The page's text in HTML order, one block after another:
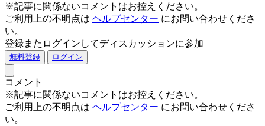
※記事に関係ないコメントはお控えください。
ご利用上の不明点は ヘルプセンター にお問い合わせくださ
い。
登録またログインしてディスカッションに参加
無料登録 ログイン
コメント
※記事に関係ないコメントはお控えください。
ご利用上の不明点は ヘルプセンター にお問い合わせくださ
い。